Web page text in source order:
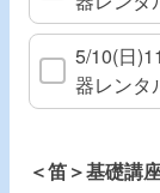
5/10(日
器レンタ
＜笛＞基礎講